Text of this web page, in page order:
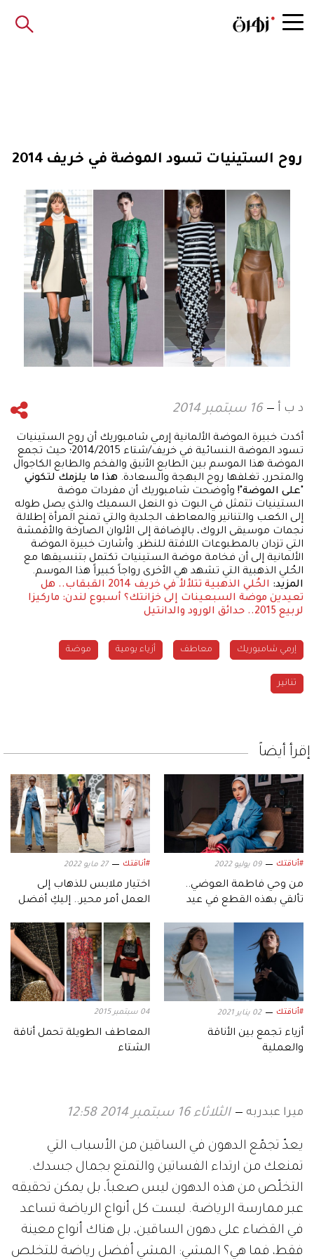
روح الستينيات تسود الموضة في خريف 2014
د ب أ 16 سبتمبر 2014
أكدت خبيرة الموضة الألمانية إرمي شامبوريك أن روح الستينيات
تسود الموضة النسائية في خريف/شتاء 2014/2015؛ حيث تجمع
الموضة هذا الموسم بين الطابع الأنيق والفخم والطابع الكاجوال
والمتحرر، تغلفها روح البهجة والسعادة. هذا ما يلزمك لتكوني
"على الموضة"! وأوضحت شامبوريك أن مفردات موضة
الستينيات تتمثل في البوت ذو النعل السميك والذي يصل طوله
إلى الكعب والتنانير والمعاطف الجلدية والتي تمنح المرأة إطلالة
نجمات موسيقى الروك، بالإضافة إلى الألوان الصارخة والأقمشة
التي تزدان بالمطبوعات اللافتة للنظر. وأشارت خبيرة الموضة
الألمانية إلى أن فخامة موضة الستينيات تكتمل بتنسيقها مع
الحُلي الذهبية التي تشهد هي الأخرى رواجاً كبيراً هذا الموسم.
المزيد: الحُلي الذهبية تتلألأ في خريف 2014
القبقاب.. هل
تعيدين موضة السبعينات إلى خزانتك؟ أسبوع لندن: ماركيزا
لربيع 2015.. حدائق الورود والدانتيل
إرمي شامبوريك معاطف أزياء يومية موضة
تنانير
إقرأ أيضاً
#أناقتك 09 يوليو 2022
من وحي فاطمة العوضي..
تألقي بهذه القطع في عيد
#أناقتك 27 مايو 2022
اختيار ملابس للذهاب إلى
العمل أمر محير.. إليكِ أفضل
#أناقتك 02 يناير 2021
أزياء تجمع بين الأناقة
والعملية
04 سبتمبر 2015
المعاطف الطويلة تحمل أناقة
الشتاء
ميرا عبدربه الثلاثاء 16 سبتمبر 2014 12:58
يعدّ تجمّع الدهون في الساقين من الأسباب التي
تمنعك من ارتداء الفساتين والتمتع بجمال جسدك.
التخلّص من هذه الدهون ليس صعباً، بل يمكن تحقيقه
عبر ممارسة الرياضة. ليست كل أنواع الرياضة تساعد
في القضاء على دهون الساقين، بل هناك أنواع معينة
فقط، فما هي؟ المشي: المشي أفضل رياضة للتخلص